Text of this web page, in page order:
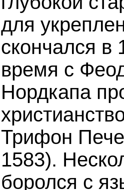
для
скончался в
время с
Нордкапа
Трифон
1583).
боролся с